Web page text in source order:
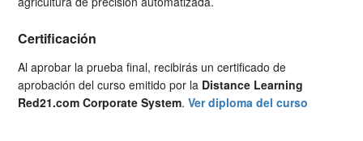
Certificación
Al aprobar la prueba final, recibirás un certificado de
aprobación del curso emitido por la Distance Learning
Red21.com Corporate System.Ver diploma del curso